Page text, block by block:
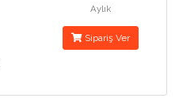
Aylık
Sipariş Ver